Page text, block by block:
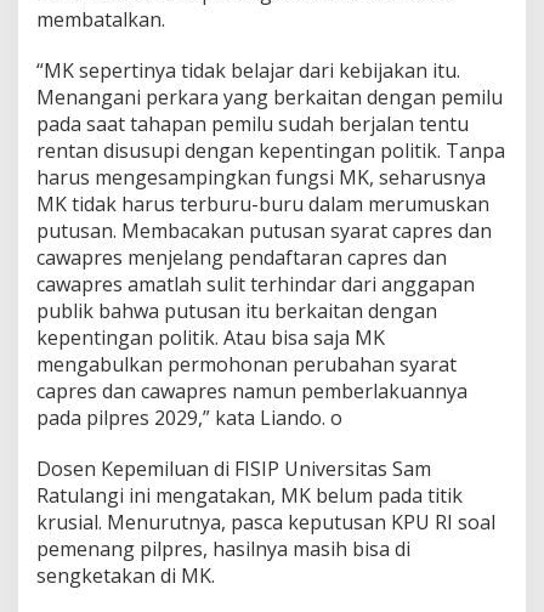
k
m
e
m
i
l
u
R
a
w
a
n
d
i
I
e
r
v
e
n
s
membatalkan.
“MK sepertinya tidak belajar dari kebijakan itu.
Menangani perkara yang berkaitan dengan pemilu
pada saat tahapan pemilu sudah berjalan tentu
rentan disusupi dengan kepentingan politik. Tanpa
harus mengesampingkan fungsi MK, seharusnya
MK tidak harus terburu-buru dalam merumuskan
putusan. Membacakan putusan syarat capres dan
cawapres menjelang pendaftaran capres dan
cawapres amatlah sulit terhindar dari anggapan
publik bahwa putusan itu berkaitan dengan
kepentingan politik. Atau bisa saja MK
mengabulkan permohonan perubahan syarat
capres dan cawapres namun pemberlakuannya
pada pilpres 2029,” kata Liando. o
Dosen Kepemiluan di FISIP Universitas Sam
Ratulangi ini mengatakan, MK belum pada titik
krusial. Menurutnya, pasca keputusan KPU RI soal
pemenang pilpres, hasilnya masih bisa di
sengketakan di MK.